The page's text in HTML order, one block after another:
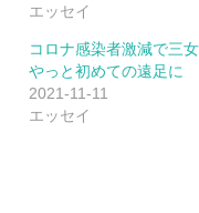
エッセイ
コロナ感染者激減で三
やっと初めての遠足に
2021-11-11
エッセイ